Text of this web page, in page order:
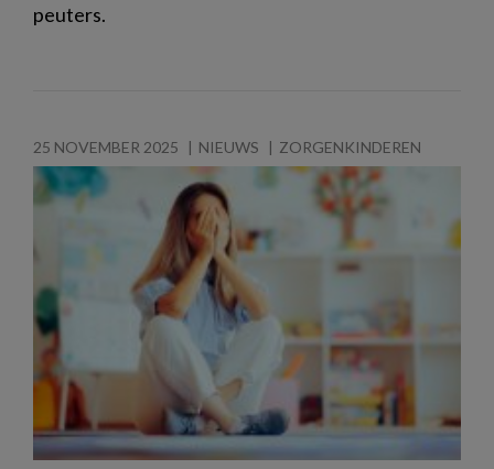
peuters.
25 NOVEMBER 2025 NIEUWS ZORGENKINDEREN